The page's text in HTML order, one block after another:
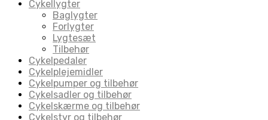
Cykellygter
Baglygter
Forlygter
Lygtesæt
Tilbehør
Cykelpedaler
Cykelplejemidler
Cykelpumper og tilbehør
Cykelsadler og tilbehør
Cykelskærme og tilbehør
Cykelstyr og tilbehør